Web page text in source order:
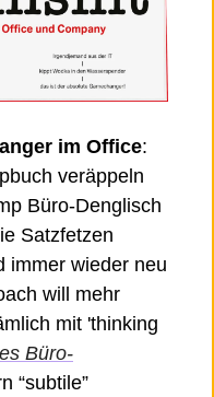
im Office:
veräppeln
Büro-Denglisch
Satzfetzen
immer wieder neu
will mehr
mit 'thinking
Büro-
“subtile”